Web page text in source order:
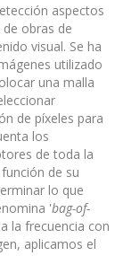
aspectos
obras de
visual. Se ha
utilizado
una malla
de píxeles para
los
de toda la
de su
lo que
'bag-of-
la frecuencia con
aplicamos el